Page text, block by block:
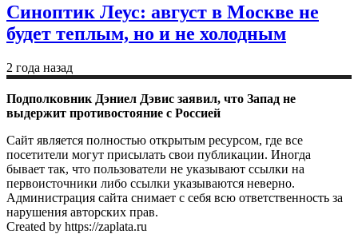
Синоптик Леус: август в Москве не
будет теплым, но и не холодным
2 года назад
Подполковник Дэниел Дэвис заявил, что Запад не
выдержит противостояние с Россией
Сайт является полностью открытым ресурсом, где все
посетители могут присылать свои публикации. Иногда
бывает так, что пользователи не указывают ссылки на
первоисточники либо ссылки указываются неверно.
Администрация сайта снимает с себя всю ответственность за
нарушения авторских прав.
Created by https://zaplata.ru